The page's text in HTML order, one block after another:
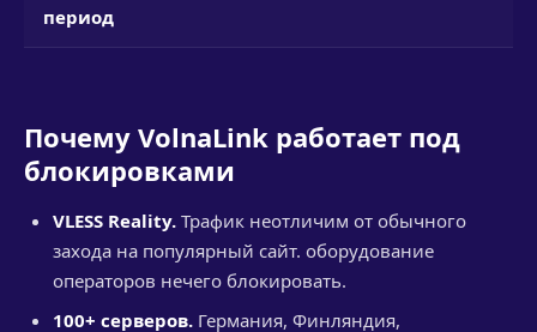
период
Почему VolnaLink работает под
блокировками
VLESS Reality. Трафик неотличим от обычного
захода на популярный сайт. оборудование
операторов нечего блокировать.
100+ серверов. Германия, Финляндия,